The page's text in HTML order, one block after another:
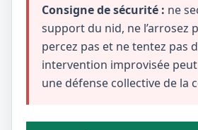
Consigne de sécurité : ne
support du nid, ne l’arrosez
percez pas et ne tentez pas
intervention improvisée
une défense collective de la